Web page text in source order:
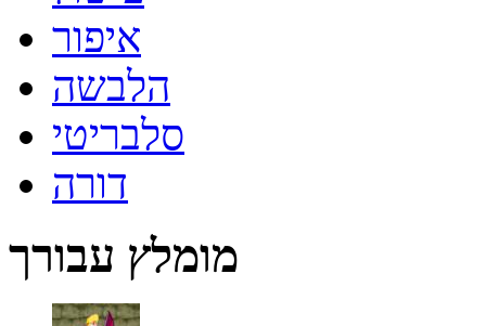
איפור
הלבשה
סלבריטי
דורה
מומלץ עבורך